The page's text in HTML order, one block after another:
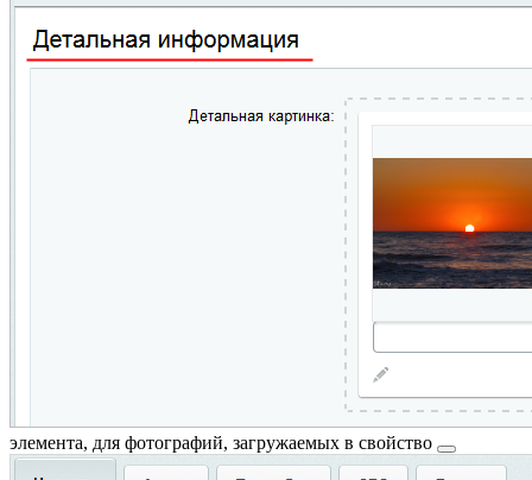
элемента, для фотографий, загружаемых в свойство